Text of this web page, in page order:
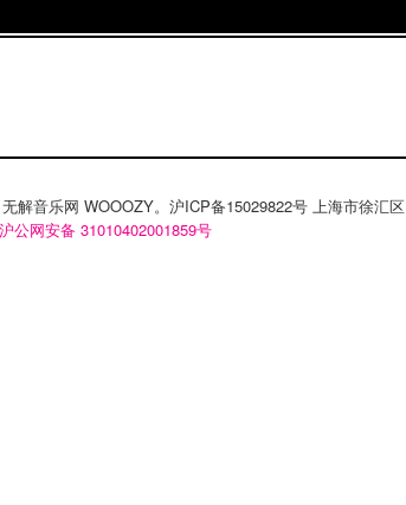
解音乐网 WOOOZY。沪ICP备15029822号 上海市徐汇区
沪公网安备 31010402001859号